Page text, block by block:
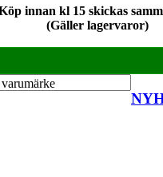
innan kl 15 skickas
(Gäller lagervaror)